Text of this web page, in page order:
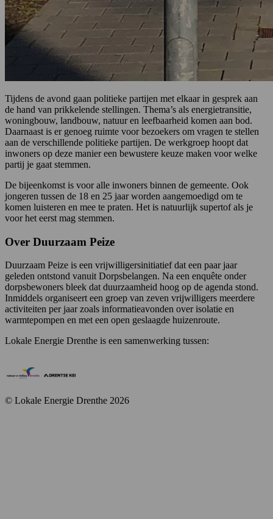
Tijdens de avond gaan politieke partijen met elkaar in gesprek aan
de hand van prikkelende stellingen. Thema’s als energietransitie,
woningbouw, landbouw, natuur en leefbaarheid komen aan bod.
Daarnaast is er genoeg ruimte voor bezoekers om vragen te stellen
aan de verschillende politieke partijen. De werkgroep hoopt dat
inwoners op deze manier een bewustere keuze maken voor welke
partij je gaat stemmen.
De bijeenkomst is voor alle inwoners binnen de gemeente. Ook
jongeren tussen de 18 en 25 jaar worden aangemoedigd om te
komen luisteren en mee te praten. Het is natuurlijk supertof als je
voor het eerst mag stemmen.
Over Duurzaam Peize
Duurzaam Peize is een vrijwilligersinitiatief dat een paar jaar
geleden ontstond vanuit Dorpsbelangen. Na een enquête onder
dorpsbewoners bleek dat duurzaamheid hoog op de agenda stond.
Inmiddels organiseert een groep van zeven vrijwilligers meerdere
activiteiten per jaar zoals informatieavonden over isolatie en
warmtepompen en met een open geslaagde huizenroute.
Lokale Energie Drenthe is een samenwerking tussen:
© Lokale Energie Drenthe 2026